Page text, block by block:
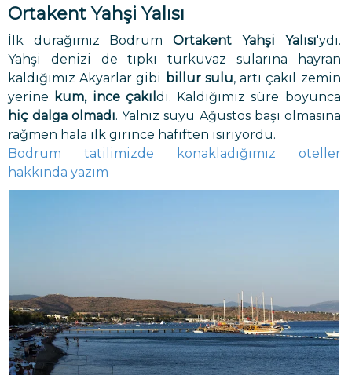
Ortakent Yahşi Yalısı
İlk durağımız BodrumOrtakent Yahşi Yalısı'ydı.
Yahşi denizi de tıpkı turkuvaz sularına hayran
kaldığımız Akyarlar gibi billur sulu, artı çakıl zemin
yerine kum, ince çakıl dı. Kaldığımız süre boyunca
hiç dalga olmadı. Yalnız suyu Ağustos başı olmasına
rağmen hala ilk girince hafiften ısırıyordu.
Bodrum tatilimizde konakladığımız oteller
hakkında yazım